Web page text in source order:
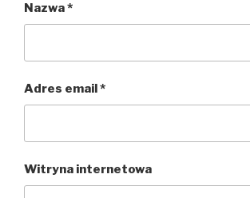
Nazwa*
Adres email*
Witryna internetowa